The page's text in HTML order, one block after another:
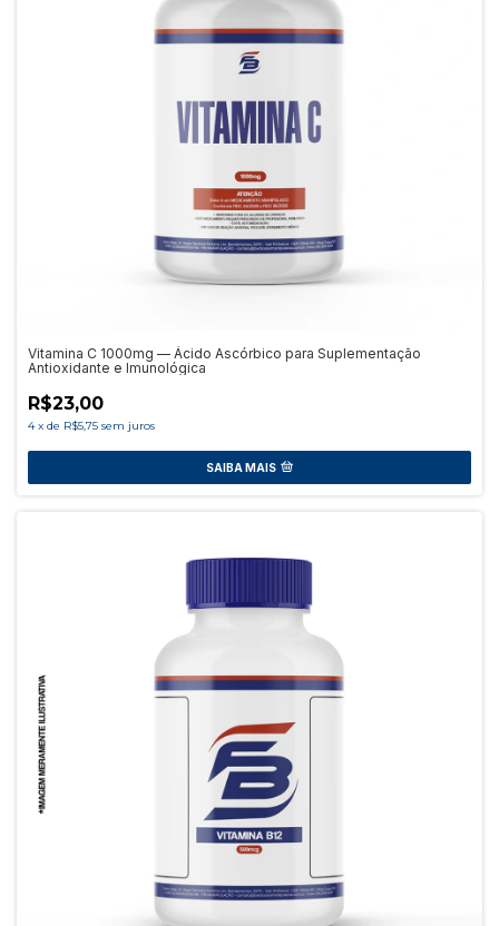
Vitamina C 1000mg — Ácido Ascórbico para Suplementação
Antioxidante e Imunológica
R$23,00
4 x de R$5,75 sem juros
SAIBA MAIS